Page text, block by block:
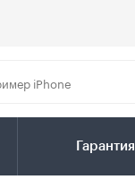
Гарантия